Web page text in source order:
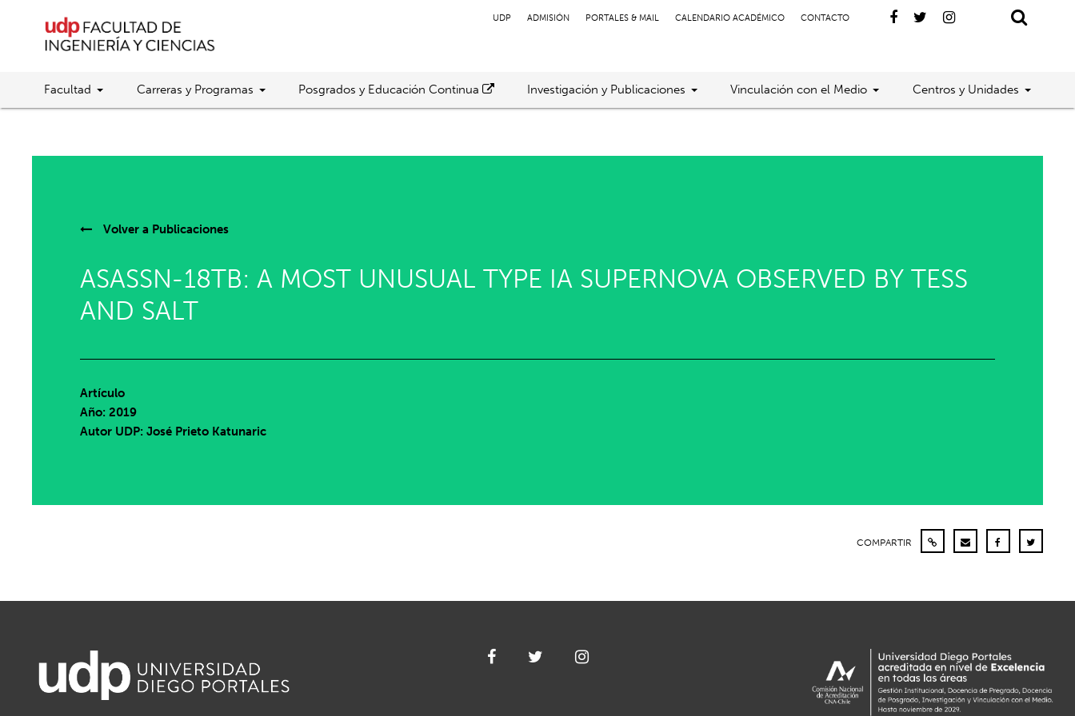
UDP ADMISIÓN PORTALES & MAIL CALENDARIO ACADÉMICO CONTACTO
Facultad Carreras y Programas Posgrados y Educación Continua Investigación y Publicaciones Vinculación con el Medio Centros y Unidades
Volver a Publicaciones
ASASSN-18TB: A MOST UNUSUAL TYPE IA SUPERNOVA OBSERVED BY TESS
AND SALT
Artículo
Año: 2019
Autor UDP:José Prieto Katunaric
COMPARTIR